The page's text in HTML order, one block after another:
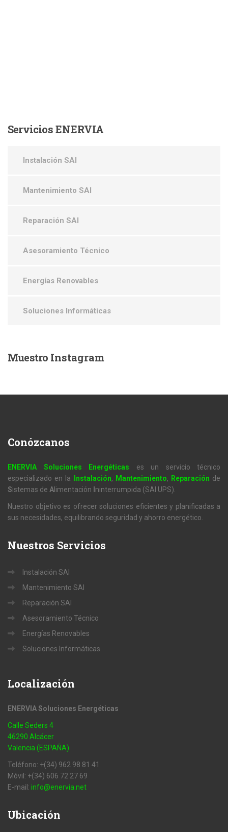
ServiciosENERVIA
Instalación SAI
Mantenimiento SAI
Reparación SAI
Asesoramiento Técnico
Energías Renovables
Soluciones Informáticas
Muestro Instagram
Conózcanos
ENERVIA Soluciones Energéticas es un servicio técnico
especializado en la
Instalación, Mantenimiento, Reparación de
Sistemas de A limentación ninterrumpida (SAI UPS).
Nuestro objetivo es ofrecer soluciones eficientes y planificadas a
sus necesidades, equilibrando seguridad y ahorro energético.
Nuestros Servicios
Instalación SAI
Mantenimiento SAI
Reparación SAI
Asesoramiento Técnico
Energías Renovables
Soluciones Informáticas
Localización
ENERVIA Soluciones Energéticas
Calle Seders 4
46290 Alcácer
Valencia (ESPAÑA)
Teléfono: +(34) 962 98 81 41
Móvil: +(34) 606 72 27 69
E-mail: info@enervia.net
Ubicación